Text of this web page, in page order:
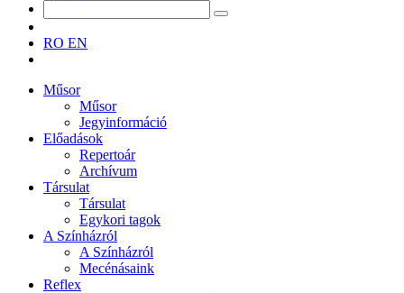
RO EN
Műsor
Műsor
Jegyinformáció
Előadások
Repertoár
Archívum
Társulat
Társulat
Egykori tagok
A Színházról
A Színházról
Mecénásaink
Reflex